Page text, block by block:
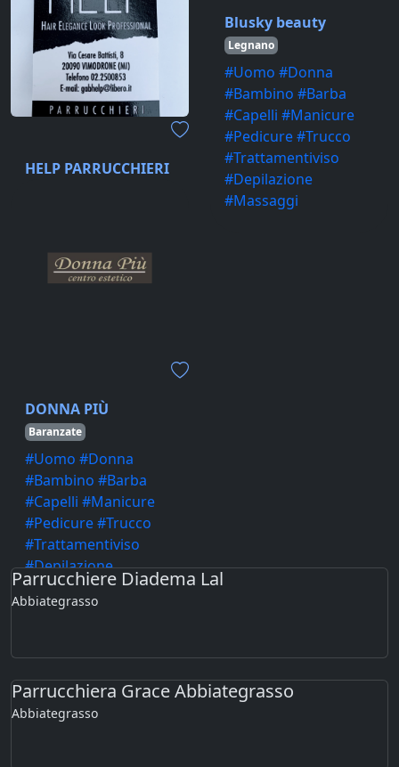
#Massaggi
HELP PARRUCCHIERI
#Manicure #Pedicure
Blusky beauty
Legnano
#Uomo #Donna
#Bambino #Barba
#Capelli #Manicure
#Pedicure #Trucco
#Trattamentiviso
#Depilazione
#Massaggi
DONNA PIÙ
Baranzate
#Uomo #Donna
#Bambino #Barba
#Capelli #Manicure
#Pedicure #Trucco
#Trattamentiviso
#Depilazione
#Massaggi
Abbiategrasso
Parrucchiere Diadema Lal
Abbiategrasso
Parrucchiera Grace Abbiategrasso
Abbiategrasso